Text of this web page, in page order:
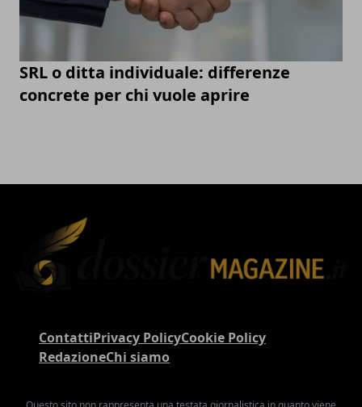
SRL o ditta individuale: differenze
concrete per chi vuole aprire
ContattiPrivacy PolicyCookie Policy
RedazioneChi siamo